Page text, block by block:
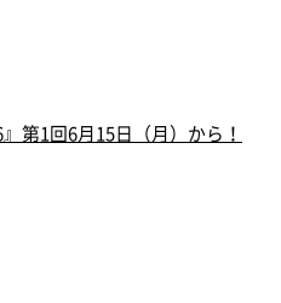
第1回6月15日（月）から！